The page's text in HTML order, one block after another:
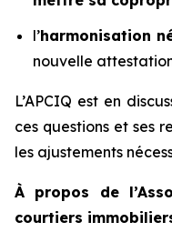
l’harmonisation
nouvelle
L’APCIQ est en
ces questions et ses
les ajustements
À propos de
courtiers